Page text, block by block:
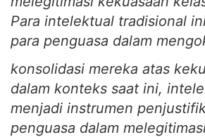
Para intelektual tradisional
para penguasa dalam
konsolidasi mereka atas
dalam konteks saat ini,
menjadi instrumen
penguasa dalam